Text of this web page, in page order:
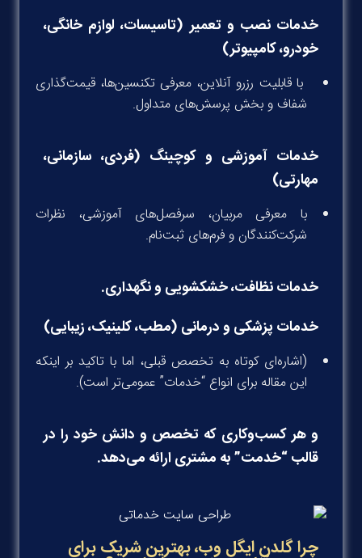
خدمات نصب و تعمیر (تاسیسات، لوازم خانگی،
خودرو، کامپیوتر)
با قابلیت رزرو آنلاین، معرفی تکنسین‌ها، قیمت‌گذاری
شفاف و بخش پرسش‌های متداول.
خدمات آموزشی و کوچینگ (فردی، سازمانی،
مهارتی)
با معرفی مربیان، سرفصل‌های آموزشی، نظرات
شرکت‌کنندگان و فرم‌های ثبت‌نام.
خدمات نظافت، خشکشویی و نگهداری.
خدمات پزشکی و درمانی (مطب، کلینیک، زیبایی)
(اشاره‌ای کوتاه به تخصص قبلی، اما با تاکید بر اینکه
این مقاله برای انواع “خدمات” عمومی‌تر است).
و هر کسب‌وکاری که تخصص و دانش خود را در
قالب “خدمت” به مشتری ارائه می‌دهد.
چرا گلدن ایگل وب، بهترین شریک برای